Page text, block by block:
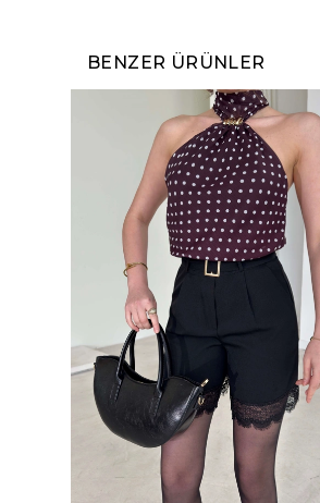
BENZER ÜRÜNLER